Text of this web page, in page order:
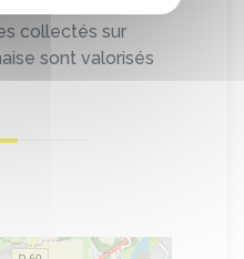
collectés sur
sont valorisés